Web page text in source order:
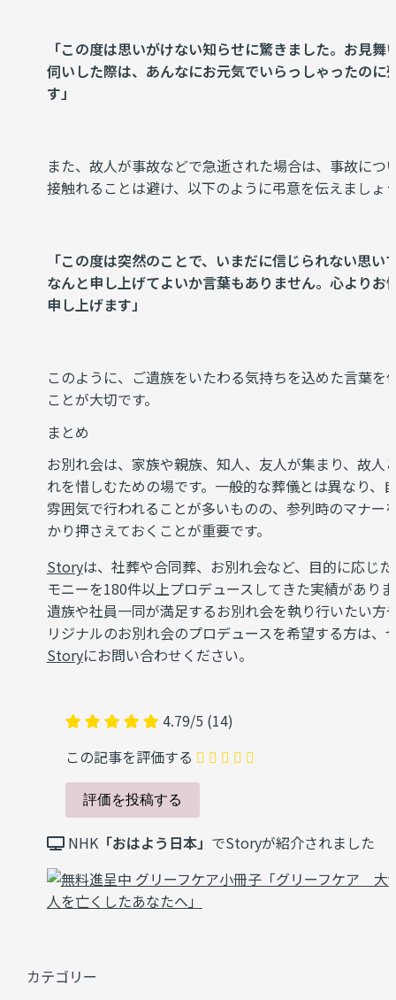
「この度は思いがけない知らせに驚きました。お見舞
伺いした際は、あんなにお元気でいらっしゃったのに
す」
また、故人が事故などで急逝された場合は、事故につ
接触れることは避け、以下のように弔意を伝えましょ
「この度は突然のことで、いまだに信じられない思い
なんと申し上げてよいか言葉もありません。心よりお
申し上げます」
このように、ご遺族をいたわる気持ちを込めた言葉を
ことが大切です。
まとめ
お別れ会は、家族や親族、知人、友人が集まり、故人
れを惜しむための場です。一般的な葬儀とは異なり、
雰囲気で行われることが多いものの、参列時のマナー
かり押さえておくことが重要です。
Storyは、社葬や合同葬、お別れ会など、目的に応じ
モニーを180件以上プロデュースしてきた実績があり
遺族や社員一同が満足するお別れ会を執り行いたい方
リジナルのお別れ会のプロデュースを希望する方は、
Storyにお問い合わせください。
4.79/5 (14)
この記事を評価する
NHK「おはよう日本」 でStoryが紹介されました
カテゴリー